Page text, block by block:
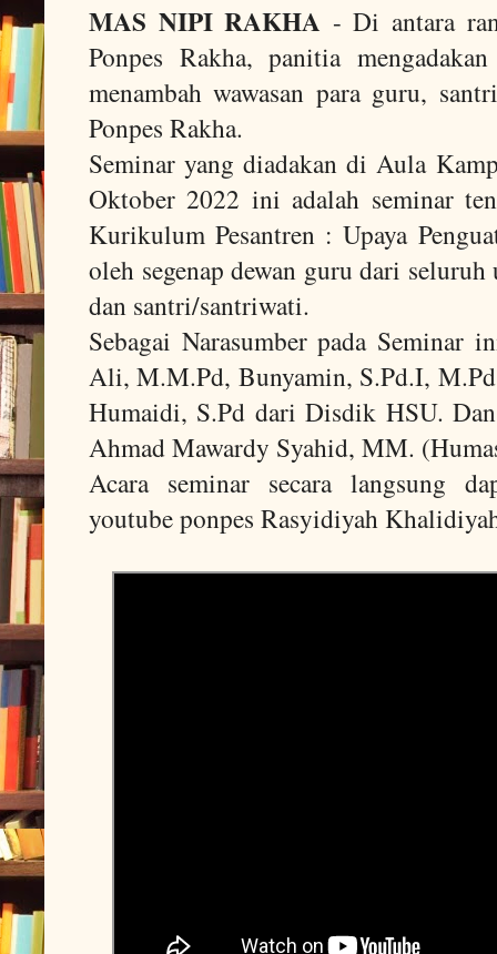
MAS NIPI RAKHA - Di antara
Ponpes Rakha, panitia
menambah wawasan para guru,
Ponpes Rakha.
Seminar yang diadakan di Aula
Oktober 2022 ini adalah seminar
Kurikulum Pesantren : Upaya
oleh segenap dewan guru dari
dan santri/santriwati.
Sebagai Narasumber pada Seminar
Ali, M.M.Pd, Bunyamin, S.Pd.I,
Humaidi, S.Pd dari Disdik HSU.
Ahmad Mawardy Syahid, MM.
Acara seminar secara langsung
youtube ponpes Rasyidiyah